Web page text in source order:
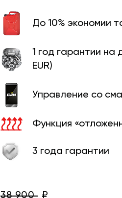
До 10% экономии
1 год гарантии на
EUR)
Управление со
Функция
3 года гарантии
38 900